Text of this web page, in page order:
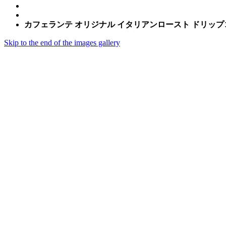
カフェランテ オリジナル イタリアンロースト ドリップ
Skip to the end of the images gallery